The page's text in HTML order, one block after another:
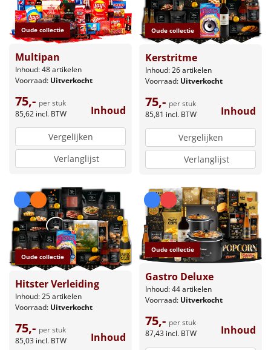
Oude collectie
Multipan
Inhoud: 48 artikelen
Voorraad: Uitverkocht
75,- per stuk
85,62 incl. BTW Inhoud
Vergelijken
Verlanglijst
Oude collectie
Kerstritme
Inhoud: 26 artikelen
Voorraad: Uitverkocht
75,- per stuk
85,81 incl. BTW Inhoud
Vergelijken
Verlanglijst
Oude collectie
Hitster Verleiding
Inhoud: 25 artikelen
Voorraad: Uitverkocht
75,- per stuk
85,03 incl. BTW Inhoud
Oude collectie
Gastro Deluxe
Inhoud: 44 artikelen
Voorraad: Uitverkocht
75,- per stuk
87,43 incl. BTW Inhoud